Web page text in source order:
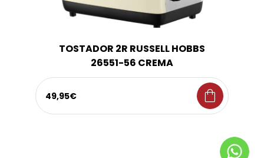
TOSTADOR 2R RUSSELL HOBBS
26551-56 CREMA
49,95€ shopping_bag